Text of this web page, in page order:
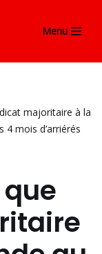
Menu
majoritaire à la
4 mois d’arriérés